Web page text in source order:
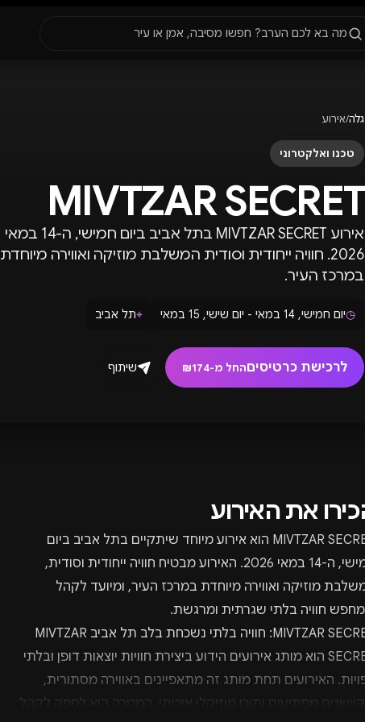
מה בא לכם הערב? חפשו מסיבה, אמן או עיר
גלה/אירוע
טכנו ואלקטרוני
MIVTZAR SECRET
אירוע MIVTZAR SECRET בתל אביב ביום חמישי, ה-14 במאי
2026. חוויה ייחודית וסודית המשלבת מוזיקה ואווירה מיוחדת
במרכז העיר.
◷יום חמישי, 14 במאי - יום שישי, 15 במאי ⌖תל אביב
לרכישת כרטיסיםהחל מ-₪174 שיתוף
את האירוע
MIVTZAR SECRET הוא אירוע מיוחד שיתקיים בתל אביב ביום
חמישי, ה-14 במאי 2026. האירוע מבטיח חוויה ייחודית וסודית,
מוזיקה ואווירה מיוחדת במרכז העיר, ומיועד לקהל
חוויה בלתי שגרתית ומרגשת.
MIVTZAR SECRET: חוויה בלתי נשכחת בלב תל אביב MIVTZAR
SECRET הוא מותג אירועים הידוע ביצירת חוויות יוצאות דופן ובלתי
האירועים תחת מותג זה מתאפיינים באווירה מסתורית,
מפתיעים ותוכן מוזיקלי איכותי. המטרה היא לספק לקהל
עיר, תאריך או שם חג.